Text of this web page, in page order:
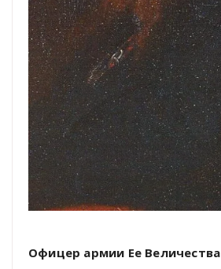
Офицер армии Ее Величества